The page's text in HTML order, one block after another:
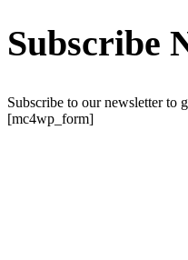
Subscribe
Subscribe to our newsletter to
[mc4wp_form]